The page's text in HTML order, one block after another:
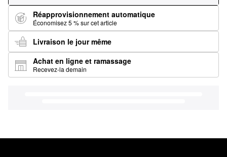
Réapprovisionnement automatique
Économisez 5 % sur cet article
Livraison le jour même
Achat en ligne et ramassage
Recevez-la demain